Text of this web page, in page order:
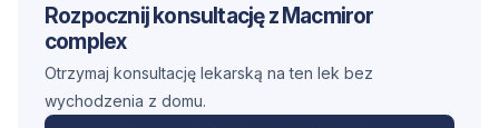
Rozpocznij konsultację z Macmiror
complex
Otrzymaj konsultację lekarską na ten lek bez
wychodzenia z domu.